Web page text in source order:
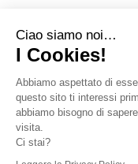
© 2026
Ciao siamo noi…
I Cookies!
Abbiamo aspettato di
questo sito ti interessi
abbiamo bisogno di
visita.
Ci stai?